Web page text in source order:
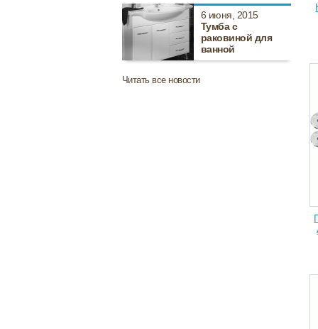
6 июня, 2015
Тумба с
раковиной для
ванной
Читать все новости